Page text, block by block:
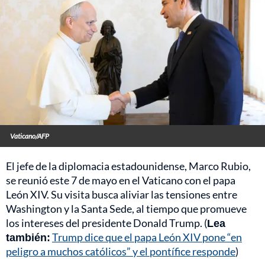
Vaticano/AFP
El jefe de la diplomacia estadounidense, Marco Rubio,
se reunió este 7 de mayo en el Vaticano con el papa
León XIV. Su visita busca aliviar las tensiones entre
Washington y la Santa Sede, al tiempo que promueve
los intereses del presidente Donald Trump. (Lea
también:Trump dice que el papa León XIV pone “en
peligro a muchos católicos” y el pontífice responde)